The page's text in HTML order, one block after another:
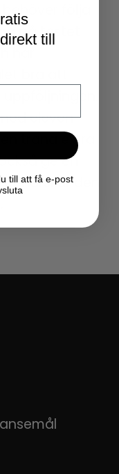
följa
på testet
har
bra att
eleven
träna extra
ge en
den
till
till att få e-post